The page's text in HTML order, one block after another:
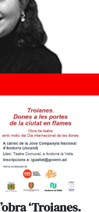
‘Troianes.